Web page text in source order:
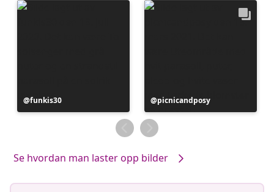
Innlegg
publisert
funkis30
Innlegg
publisert
av
picnicandposy
Se hvordan man laster opp bilder